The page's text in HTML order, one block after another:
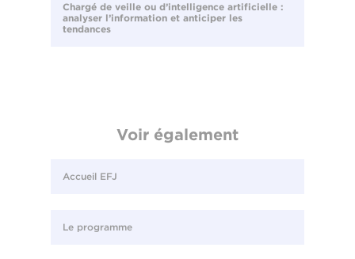
Chargé de veille ou d’intelligence artificielle :
analyser l’information et anticiper les
tendances
Voir également
Accueil EFJ
Le programme